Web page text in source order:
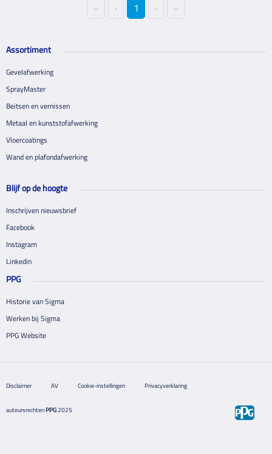
« ‹ 1 › »
Assortiment
Gevelafwerking
SprayMaster
Beitsen en vernissen
Metaal en kunststofafwerking
Vloercoatings
Wand en plafondafwerking
Blijf op de hoogte
Inschrijven nieuwsbrief
Facebook
Instagram
Linkedin
PPG
Historie van Sigma
Werken bij Sigma
PPG Website
Disclaimer AV Cookie-instellingen Privacyverklaring
auteursrechtenPPG2025